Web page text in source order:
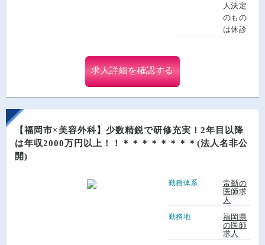
人決定
のもの
は休診
求人詳細を確認する
【福岡市×美容外科】少数精鋭で研修充実！2年目以降
は年収2000万円以上！！＊＊＊＊＊＊＊＊(法人名非公
開)
勤務体系
常勤の
医師求
人
勤務地
福岡県
の医師
求人